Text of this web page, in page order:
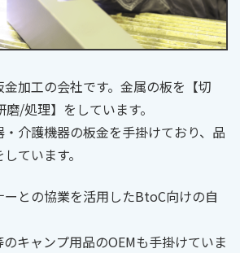
加工の会社です。金属の板を【切
/処理】をしています。
介護機器の板金を手掛けており、品
ています。
との協業を活用したBtoC向けの自
キャンプ用品のOEMも手掛けていま